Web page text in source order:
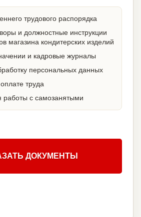
трудового распорядка
и должностные инструкции
магазина кондитерских изделий
и кадровые журналы
персональных данных
труда
работы с самозанятыми
ДОКУМЕНТЫ